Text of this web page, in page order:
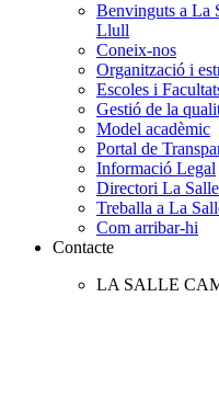
Benvinguts a La
Llull
Coneix-nos
Organització i
Escoles i
Gestió de la
Model acadèmic
Portal de
Informació Legal
Directori La Salle
Treballa a La
Com arribar-hi
Contacte
LA SALLE